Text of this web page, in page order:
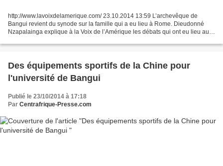
http://www.lavoixdelamerique.com/ 23.10.2014 13:59 L’archevêque de
Bangui revient du synode sur la famille qui a eu lieu à Rome. Dieudonné
Nzapalainga explique à la Voix de l’Amérique les débats qui ont eu lieu au
Des équipements sportifs de la Chine pour
l'université de Bangui
Publié le 23/10/2014 à 17:18
Par Centrafrique-Presse.com